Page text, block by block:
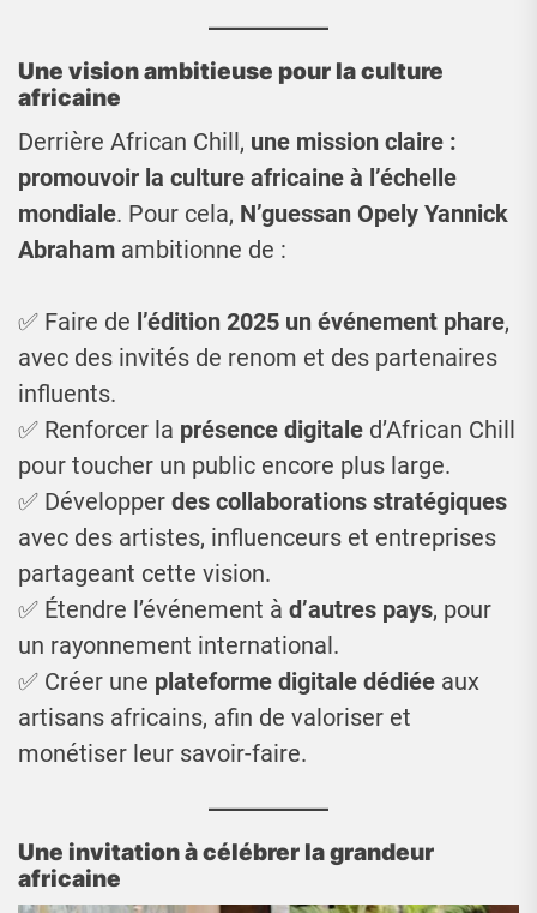
Une vision ambitieuse pour la culture
africaine
Derrière African Chill, une mission claire :
promouvoir la culture africaine à l’échelle
mondiale. Pour cela, N’guessan Opely Yannick
Abraham ambitionne de :
✅ Faire de l’édition 2025 un événement phare,
avec des invités de renom et des partenaires
influents.
✅ Renforcer la présence digitale d’African Chill
pour toucher un public encore plus large.
✅ Développer des collaborations stratégiques
avec des artistes, influenceurs et entreprises
partageant cette vision.
✅ Étendre l’événement à d’autres pays, pour
un rayonnement international.
✅ Créer une plateforme digitale dédiée aux
artisans africains, afin de valoriser et
monétiser leur savoir-faire.
Une invitation à célébrer la grandeur
africaine